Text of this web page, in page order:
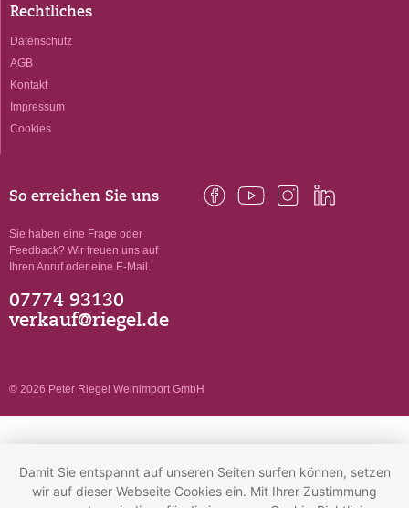
So erreichen Sie uns
Sie haben eine Frage oder
Feedback? Wir freuen uns auf
Ihren Anruf oder eine E-Mail.
07774 93130
verkauf@riegel.de
© 2026 Peter Riegel Weinimport GmbH
Rechtliches
Datenschutz
AGB
Kontakt
Impressum
Cookies
Damit Sie entspannt auf unseren Seiten surfen können, setzen
wir auf dieser Webseite Cookies ein. Mit Ihrer Zustimmung